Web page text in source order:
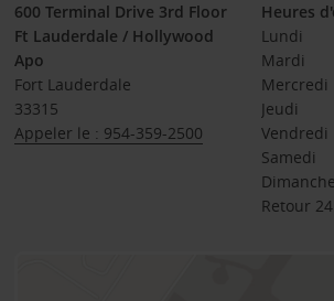
600 Terminal Drive 3rd Floor
Ft Lauderdale / Hollywood
Apo
Fort Lauderdale
33315
Appeler le : 954-359-2500
Heures
Lundi
Mardi
Mercredi
Jeudi
Vendredi
Samedi
Dimanche
Retour